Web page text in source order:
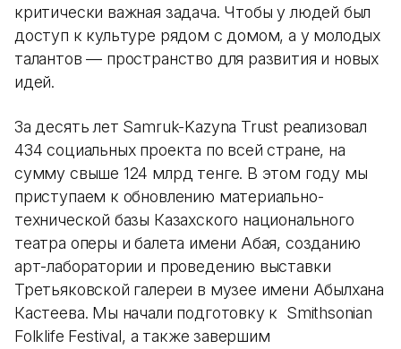
критически важная задача. Чтобы у людей был
доступ к культуре рядом с домом, а у молодых
талантов — пространство для развития и новых
идей.
За десять лет Samruk-Kazyna Trust реализовал
434 социальных проекта по всей стране, на
сумму свыше 124 млрд тенге. В этом году мы
приступаем к обновлению материально-
технической базы Казахского национального
театра оперы и балета имени Абая, созданию
арт-лаборатории и проведению выставки
Третьяковской галереи в музее имени Абылхана
Кастеева. Мы начали подготовку к Smithsonian
Folklife Festival, а также завершим